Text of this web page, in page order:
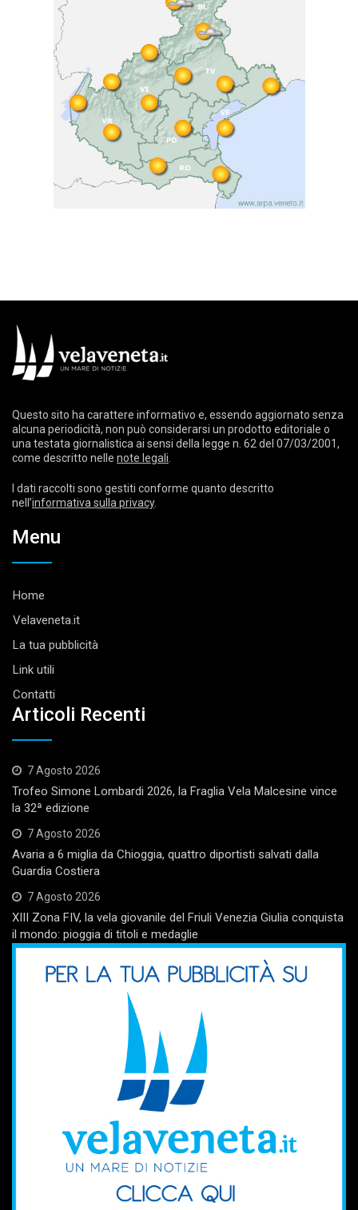
Questo sito ha carattere informativo e, essendo aggiornato senza
alcuna periodicità, non può considerarsi un prodotto editoriale o
una testata giornalistica ai sensi della legge n. 62 del 07/03/2001,
come descritto nelle note legali
I dati raccolti sono gestiti conforme quanto descritto
nell’informativa sulla privacy.
Menu
Home
Velaveneta.it
La tua pubblicità
Link utili
Contatti
Articoli Recenti
7 Agosto 2026
Trofeo Simone Lombardi 2026, la Fraglia Vela Malcesine vince
la 32ª edizione
7 Agosto 2026
Avaria a 6 miglia da Chioggia, quattro diportisti salvati dalla
Guardia Costiera
7 Agosto 2026
XIII Zona FIV, la vela giovanile del Friuli Venezia Giulia conquista
il mondo: pioggia di titoli e medaglie